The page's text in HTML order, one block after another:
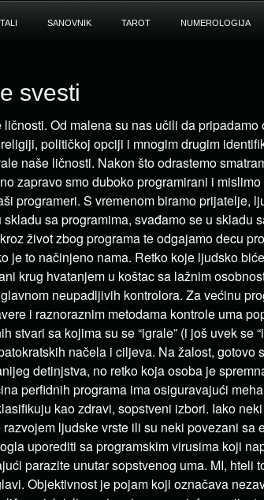
SANOVNIK TAROT NUMEROLOGIJA
svesti
Od malena su nas učili da pripadamo
političkoj opciji i mnogim drugim
naše ličnosti. Nakon što odrastemo
zapravo smo duboko programirani i
programeri. S vremenom biramo prijatelje,
sa programima, svađamo se u skladu
život zbog programa te odgajamo decu
je to načinjeno nama. Retko koje ljudsko
krug hvatanjem u koštac sa lažnim
neupadljivih kontrolora. Za većinu
i raznoraznim metodama kontrole uma
stvari sa kojima su se “igrale” (i još uvek se
načela i ciljeva. Na žalost, gotovo
detinjstva, no retko koja osoba je
perfidnih programa ima osiguravajući
kao zdravi, sopstveni izbori. Iako
ljudske vrste ili su neki povezani sa
uporediti sa programskim virusima koji
parazite unutar sopstvenog uma. MI, hteli
Objektivnost je pojam koji označava